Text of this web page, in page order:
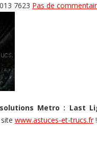
7623 Pas de
solutions Metro : Last
www.astuces-et-trucs.fr!